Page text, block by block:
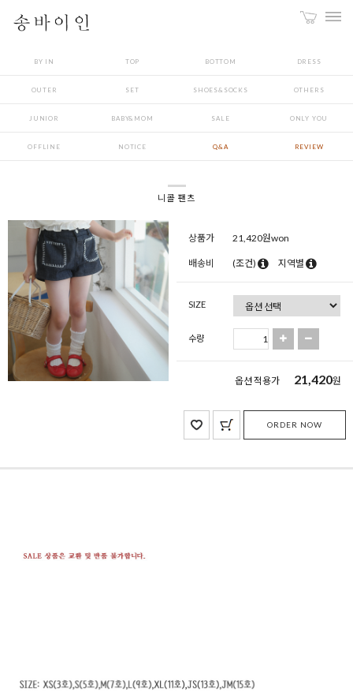
BY IN TOP BOTTOM DRESS
OUTER SET SHOES&SOCKS OTHERS
JUNIOR BABY&MOM SALE ONLY YOU
OFFLINE NOTICE Q&A REVIEW
니콜 팬츠
상품가 21,420원won
배송비 (조건) 지역별
SIZE
수량
옵션 적용가 21,420원
ORDER NOW